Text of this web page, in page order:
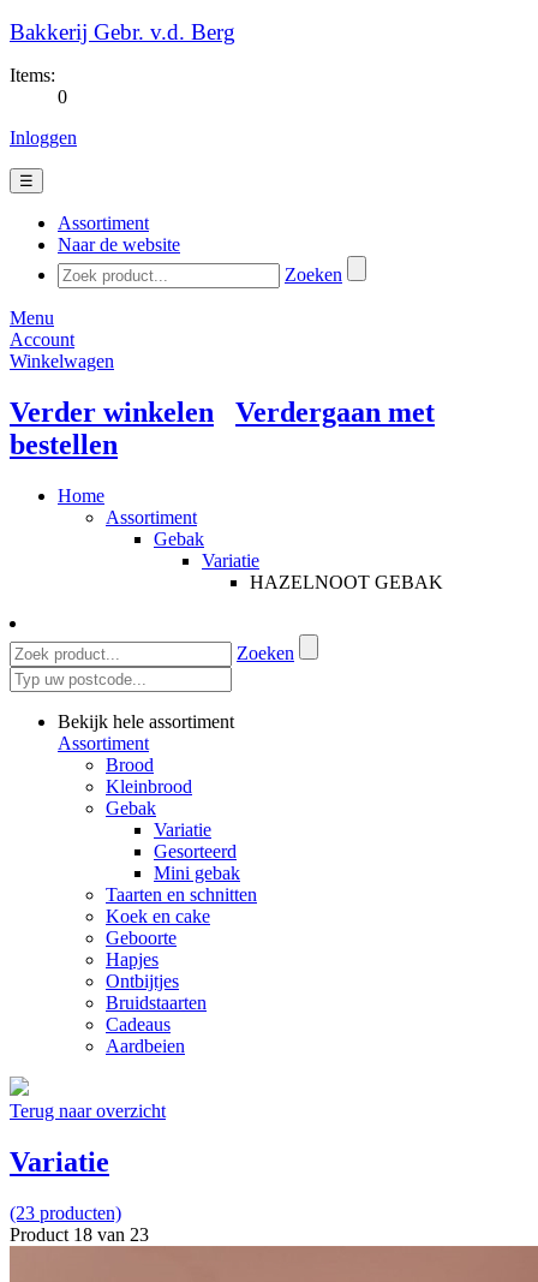
Bakkerij Gebr. v.d. Berg
Items:
0
Inloggen
☰
Assortiment
Naar de website
Zoeken
Menu
Account
Winkelwagen
Verder winkelen
Verdergaan met
bestellen
Home
Assortiment
Gebak
Variatie
HAZELNOOT GEBAK
Zoeken
Bekijk hele assortiment
Assortiment
Brood
Kleinbrood
Gebak
Variatie
Gesorteerd
Mini gebak
Taarten en schnitten
Koek en cake
Geboorte
Hapjes
Ontbijtjes
Bruidstaarten
Cadeaus
Aardbeien
Terug naar overzicht
Variatie
(23 producten)
Product 18 van 23